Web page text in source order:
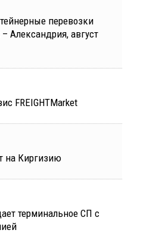
перевозки
Александрия, август
FREIGHTMarket
на Киргизию
терминальное СП с